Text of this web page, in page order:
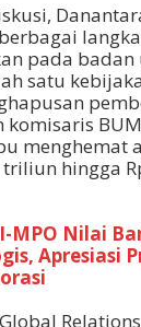
pada
satu
menghemat
triliun hingga
MPO Nilai
Apresiasi